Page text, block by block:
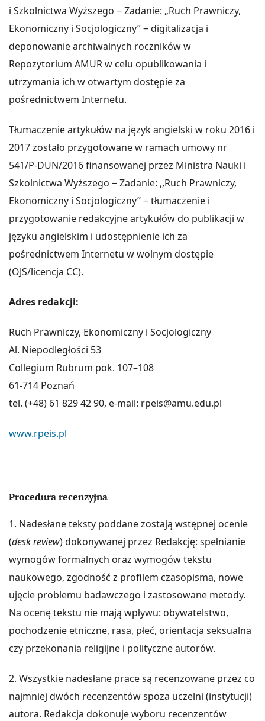
i Szkolnictwa Wyższego ‒ Zadanie: „Ruch Prawniczy,
Ekonomiczny i Socjologiczny” ‒ digitalizacja i
deponowanie archiwalnych roczników w
Repozytorium AMUR w celu opublikowania i
utrzymania ich w otwartym dostępie za
pośrednictwem Internetu.
Tłumaczenie artykułów na język angielski w roku 2016 i
2017 zostało przygotowane w ramach umowy nr
541/P-DUN/2016 finansowanej przez Ministra Nauki i
Szkolnictwa Wyższego ‒ Zadanie: ,,Ruch Prawniczy,
Ekonomiczny i Socjologiczny” ‒ tłumaczenie i
przygotowanie redakcyjne artykułów do publikacji w
języku angielskim i udostępnienie ich za
pośrednictwem Internetu w wolnym dostępie
(OJS/licencja CC).
Adres redakcji:
Ruch Prawniczy, Ekonomiczny i Socjologiczny
Al. Niepodległości 53
Collegium Rubrum pok. 107–108
61-714 Poznań
tel. (+48) 61 829 42 90, e-mail: rpeis@amu.edu.pl
www.rpeis.pl
Procedura recenzyjna
1. Nadesłane teksty poddane zostają wstępnej ocenie
(desk review) dokonywanej przez Redakcję: spełnianie
wymogów formalnych oraz wymogów tekstu
naukowego, zgodność z profilem czasopisma, nowe
ujęcie problemu badawczego i zastosowane metody.
Na ocenę tekstu nie mają wpływu: obywatelstwo,
pochodzenie etniczne, rasa, płeć, orientacja seksualna
czy przekonania religijne i polityczne autorów.
2. Wszystkie nadesłane prace są recenzowane przez co
najmniej dwóch recenzentów spoza uczelni (instytucji)
autora. Redakcja dokonuje wyboru recenzentów